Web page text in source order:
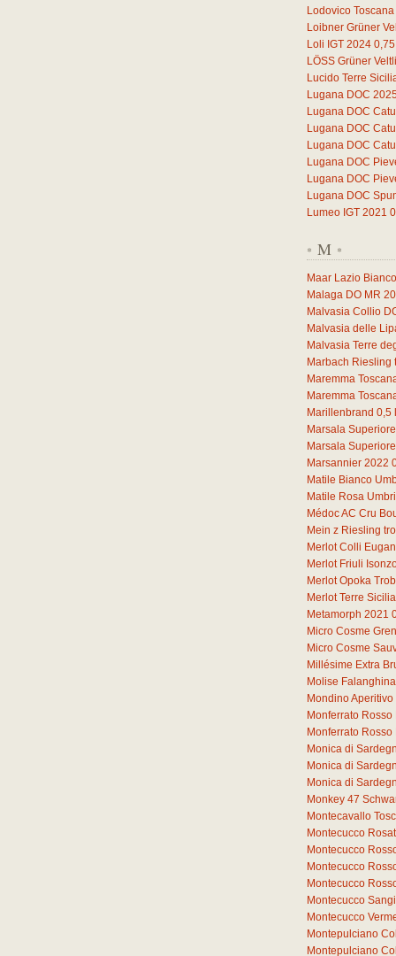
Lodovico
Loibner Grüner
Loli IGT 2024 0,75
LÖSS Grüner
Lucido Terre
Lugana DOC
Lugana DOC
Lugana DOC
Lugana DOC
Lugana DOC
Lugana DOC
Lugana DOC
Lumeo IGT 2021
* M *
Maar Lazio
Malaga DO MR
Malvasia Collio
Malvasia delle
Malvasia Terre
Marbach Riesling
Maremma
Maremma
Marillenbrand 0,5
Marsala
Marsala
Marsannier 2022
Matile Bianco
Matile Rosa
Médoc AC Cru
Mein z Riesling
Merlot Colli
Merlot Friuli
Merlot Opoka
Merlot Terre
Metamorph 2021
Micro Cosme
Micro Cosme
Millésime Extra
Molise
Mondino Aperitivo
Monferrato
Monferrato
Monica di
Monica di
Monica di
Monkey 47
Montecavallo
Montecucco
Montecucco
Montecucco
Montecucco
Montecucco
Montecucco
Montepulciano
Montepulciano